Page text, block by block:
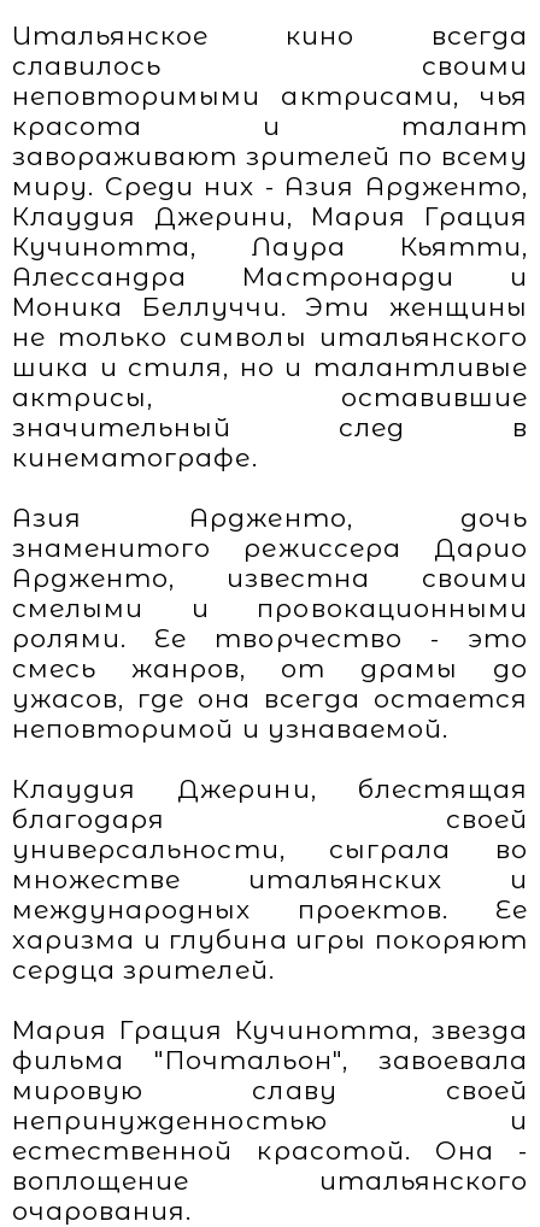
Итальянское кино всегда
славилось своими
неповторимыми актрисами, чья
красота и талант
завораживают зрителей по всему
миру. Среди них - Азия Ардженто,
Клаудия Джерини, Мария Грация
Кучинотта, Лаура Кьятти,
Алессандра Мастронарди и
Моника Беллуччи. Эти женщины
не только символы итальянского
шика и стиля, но и талантливые
актрисы, оставившие
значительный след в
кинематографе.
Азия Ардженто, дочь
знаменитого режиссера Дарио
Ардженто, известна своими
смелыми и провокационными
ролями. Ее творчество - это
смесь жанров, от драмы до
ужасов, где она всегда остается
неповторимой и узнаваемой.
Клаудия Джерини, блестящая
благодаря своей
универсальности, сыграла во
множестве итальянских и
международных проектов. Ее
харизма и глубина игры покоряют
сердца зрителей.
Мария Грация Кучинотта, звезда
фильма "Почтальон", завоевала
мировую славу своей
непринужденностью и
естественной красотой. Она -
воплощение итальянского
очарования.